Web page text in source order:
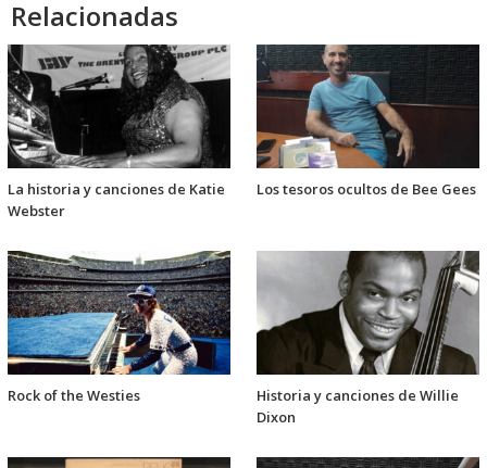
Relacionadas
La historia y canciones de Katie
Webster
Los tesoros ocultos de Bee Gees
Rock of the Westies
Historia y canciones de Willie
Dixon